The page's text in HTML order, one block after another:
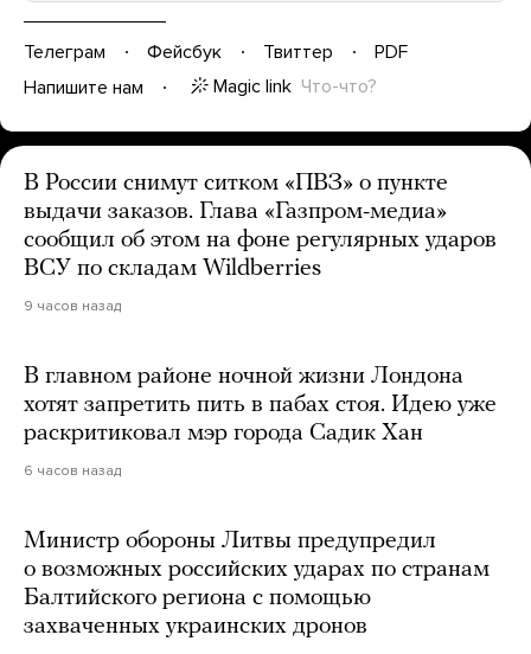
Телеграм Фейсбук Твиттер
PDF
Напишите нам
Magic link Что-что?
В России снимут ситком «ПВЗ» о пункте
выдачи заказов. Глава «Газпром-медиа»
сообщил об этом на фоне регулярных ударов
ВСУ по складам Wildberries
9 часов назад
В главном районе ночной жизни Лондона
хотят запретить пить в пабах стоя. Идею уже
раскритиковал мэр города Садик Хан
6 часов назад
Министр обороны Литвы предупредил
о возможных российских ударах по странам
Балтийского региона с помощью
захваченных украинских дронов